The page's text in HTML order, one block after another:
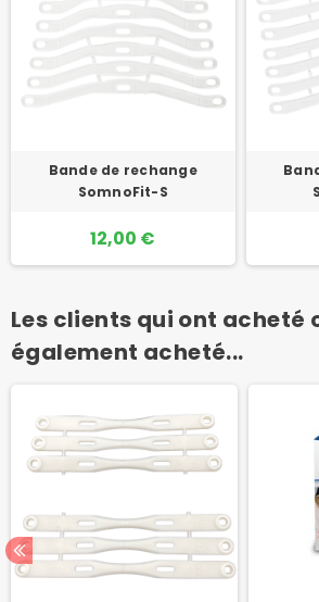
Bande de rechange
SomnoFit-S
12,00 €
Les clients qui ont acheté
également acheté...